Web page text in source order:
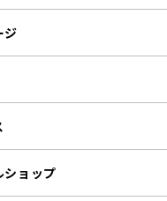
ジ
ショップ